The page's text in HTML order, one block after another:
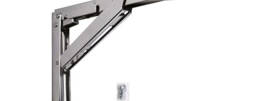
Transport maritime